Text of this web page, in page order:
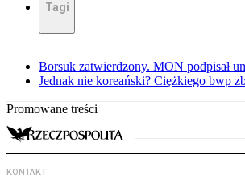
Tagi
Borsuk zatwierdzony. MON podpisał
Jednak nie koreański? Ciężkiego bwp
Promowane treści
KONTAKT